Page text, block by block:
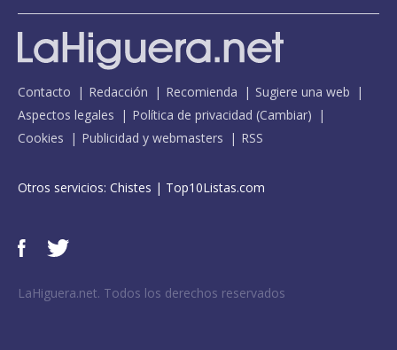
Contacto Redacción Recomienda
Sugiere una web
Aspectos legales
Política de privacidad (Cambiar)
Cookies
Publicidad y webmasters RSS
Otros servicios: Chistes | Top10Listas.com
LaHiguera.net. Todos los derechos reservados